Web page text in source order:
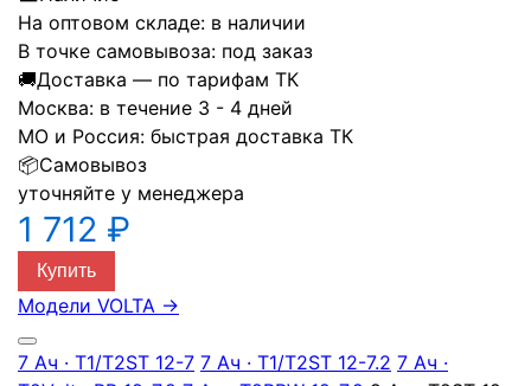
На оптовом складе: в наличии
В точке самовывоза: под заказ
🚚Доставка — по тарифам ТК
Москва: в течение 3 - 4 дней
МО и Россия: быстрая доставка ТК
📦Самовывоз
уточняйте у менеджера
1 712 ₽
Купить
Модели VOLTA →
7 Ач · T1/T2ST 12-7 7 Ач · T1/T2ST 12-7.2 7 Ач ·